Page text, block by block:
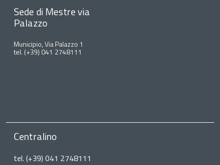
Sede di Mestre via
Palazzo
Municipio, Via Palazzo 1
tel. (+39) 041 2748111
Centralino
tel. (+39) 041 2748111